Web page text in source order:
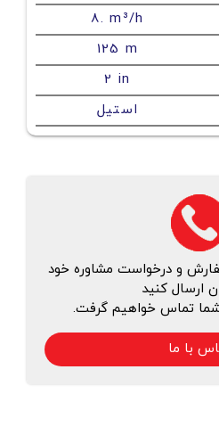
8. m³/h
125 m
2 in
استیل
و درخواست مشاوره خود
ارسال کنید
شما تماس خواهیم گرفت.
با ما